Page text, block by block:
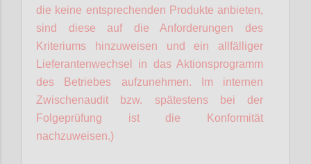
die keine entsprechenden Produkte anbieten,
sind diese auf die Anforderungen des
Kriteriums hinzuweisen und ein allfälliger
Lieferantenwechsel in das Aktionsprogramm
des Betriebes aufzunehmen. Im internen
Zwischenaudit bzw. spätestens bei der
Folgeprüfung ist die Konformität
nachzuweisen.)